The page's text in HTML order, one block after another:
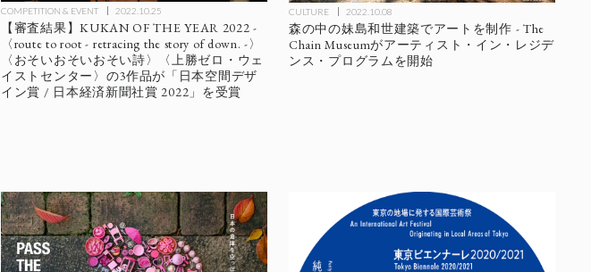
COMPETITION & EVENT 2022.10.25
【審査結果】KUKAN OF THE YEAR 2022 -
〈route to root - retracing the story of down. -〉
〈おそいおそいおそい詩〉〈上勝ゼロ・ウェ
イストセンター〉の3作品が「日本空間デザ
イン賞 / 日本経済新聞社賞 2022」を受賞
CULTURE 2022.10.08
森の中の妹島和世建築でアートを制作 - The
Chain Museumがアーティスト・イン・レジデ
ンス・プログラムを開始